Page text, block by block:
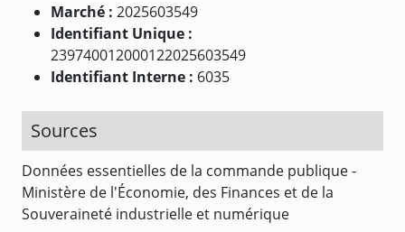
Marché : 2025603549
Identifiant Unique :
239740012000122025603549
Identifiant Interne : 6035
Sources
Données essentielles de la commande publique -
Ministère de l'Économie, des Finances et de la
Souveraineté industrielle et numérique